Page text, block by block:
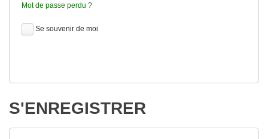
Mot de passe perdu ?
Se souvenir de moi
S'ENREGISTRER